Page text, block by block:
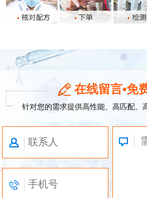
在线留言•免
针对您的需求提供高性能、高匹配、